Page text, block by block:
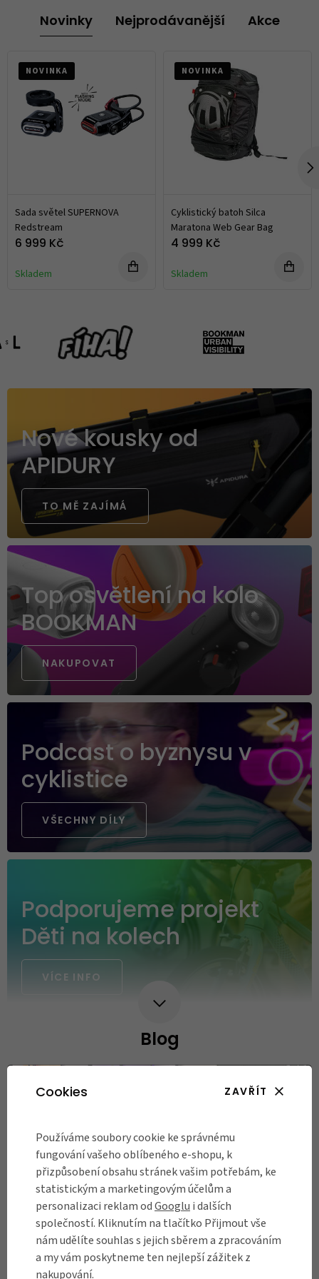
Přilby na kolo
SILNIČNÍ
SEDLA
LAHVE BLATNÍKY
Na horské kolo
MTB KOLA HELMY NA MTB
BLATNÍKY OCHRANNÉ FÓLIE
Novinky Nejprodávanější Akce
NOVINKA
Sada světel SUPERNOVA
Redstream
6 999 Kč
Skladem
NOVINKA
Cyklistický batoh Silca
Maratona Web Gear Bag
4 999 Kč
Skladem
Nové kousky od
APIDURY
TO MĚ ZAJÍMÁ
Top osvětlení na kolo
BOOKMAN
NAKUPOVAT
Podcast o byznysu v
cyklistice
VŠECHNY DÍLY
Podporujeme projekt
Děti na kolech
VÍCE INFO
Blog
Cookies ZAVŘÍT
Používáme soubory cookie ke správnému
fungování vašeho oblíbeného e-shopu, k
přizpůsobení obsahu stránek vašim potřebám, ke
statistickým a marketingovým účelům a
personalizaci reklam odGooglu i dalších
společností. Kliknutím na tlačítko Přijmout vše
nám udělíte souhlas s jejich sběrem a zpracováním
a my vám poskytneme ten nejlepší zážitek z
nakupování.